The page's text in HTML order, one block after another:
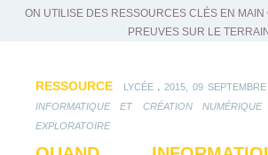
ON UTILISE DES RESSOURCES CLÉS EN MAIN
PREUVES SUR LE TERRAIN
RESSOURCE LYCÉE.2015, 09 SEPTEMBRE
INFORMATIQUE ET CRÉATION NUMÉRIQUE
EXPLORATOIRE